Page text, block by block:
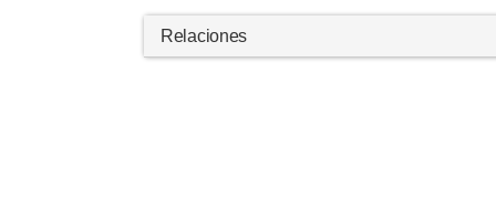
Relaciones